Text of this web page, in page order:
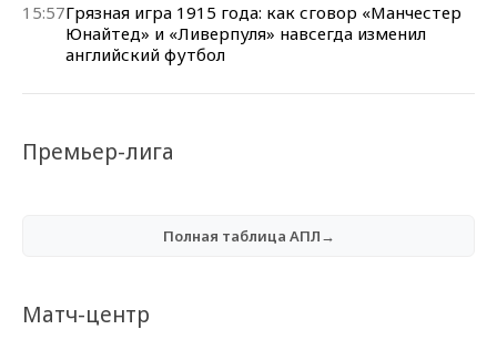
15:57Грязная игра 1915 года: как сговор «Манчестер
Юнайтед» и «Ливерпуля» навсегда изменил
английский футбол
Премьер-лига
Полная таблица АПЛ→
Матч-центр